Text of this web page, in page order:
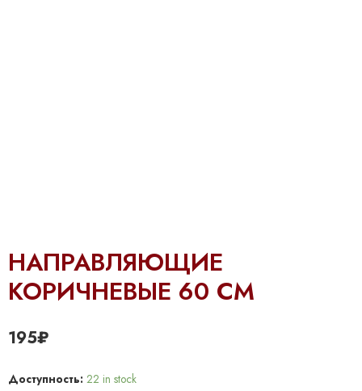
НАПРАВЛЯЮЩИЕ
КОРИЧНЕВЫЕ 60 СМ
195₽
Доступность: 22 in stock